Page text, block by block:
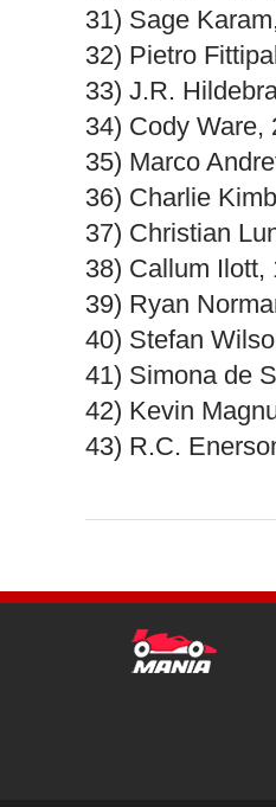
31) Sage
32) Pietro
33) J.R.
34) Cody Ware,
35) Marco
36) Charlie
37) Christian
38) Callum Ilott,
39) Ryan
40) Stefan
41) Simona de
42) Kevin
43) R.C.